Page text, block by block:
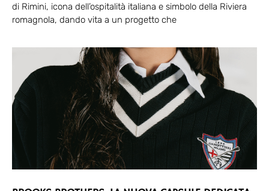
di Rimini, icona dell’ospitalità italiana e simbolo della Riviera
romagnola, dando vita a un progetto che